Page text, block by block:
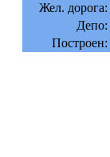
Жел. дорога:
Депо:
Построен: